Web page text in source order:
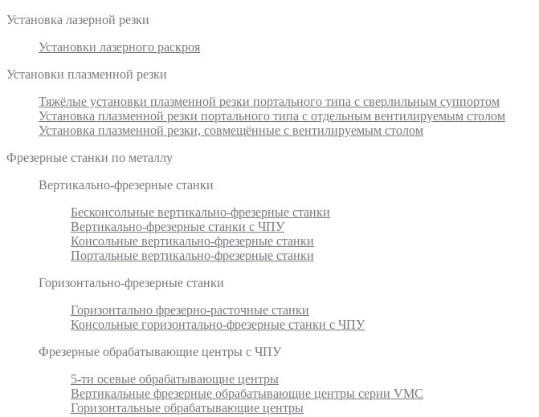
Установка лазерной резки
Установки лазерного раскроя
Установки плазменной резки
Тяжёлые установки плазменной резки портального типа с сверлильным суппортом
Установка плазменной резки портального типа с отдельным вентилируемым столом
Установка плазменной резки, совмещённые с вентилируемым столом
Фрезерные станки по металлу
Вертикально-фрезерные станки
Бесконсольные вертикально-фрезерные станки
Вертикально-фрезерные станки с ЧПУ
Консольные вертикально-фрезерные станки
Портальные вертикально-фрезерные станки
Горизонтально-фрезерные станки
Горизонтально фрезерно-расточные станки
Консольные горизонтально-фрезерные станки с ЧПУ
Фрезерные обрабатывающие центры с ЧПУ
5-ти осевые обрабатывающие центры
Вертикальные фрезерные обрабатывающие центры серии VMC
Горизонтальные обрабатывающие центры